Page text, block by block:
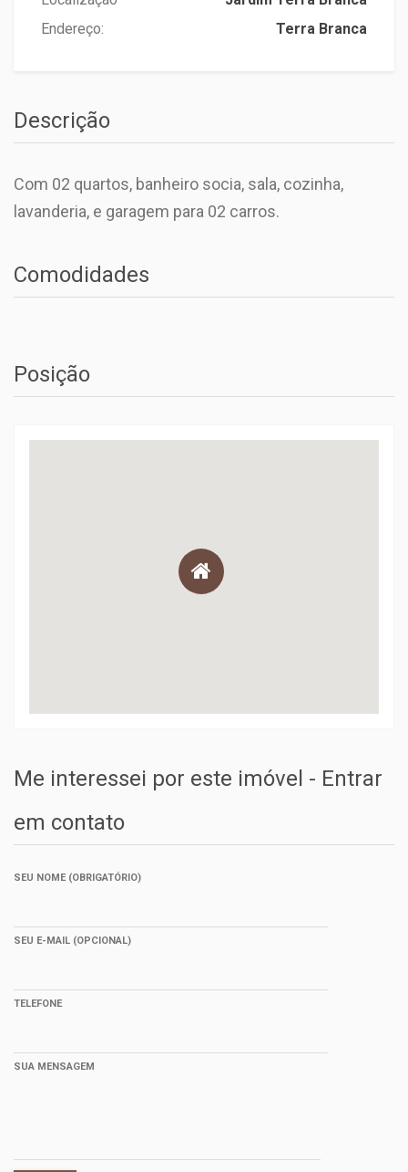
Endereço:
Terra Branca
Descrição
Com 02 quartos, banheiro socia, sala, cozinha,
lavanderia, e garagem para 02 carros.
Comodidades
Posição
Me interessei por este imóvel - Entrar
em contato
SEU NOME (OBRIGATÓRIO)
SEU E-MAIL (OPCIONAL)
TELEFONE
SUA MENSAGEM